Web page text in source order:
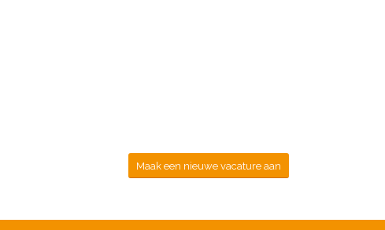
Maak een nieuwe vacature aan